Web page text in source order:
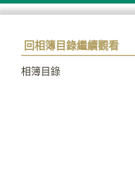
回相簿目錄繼續觀看
相簿目錄